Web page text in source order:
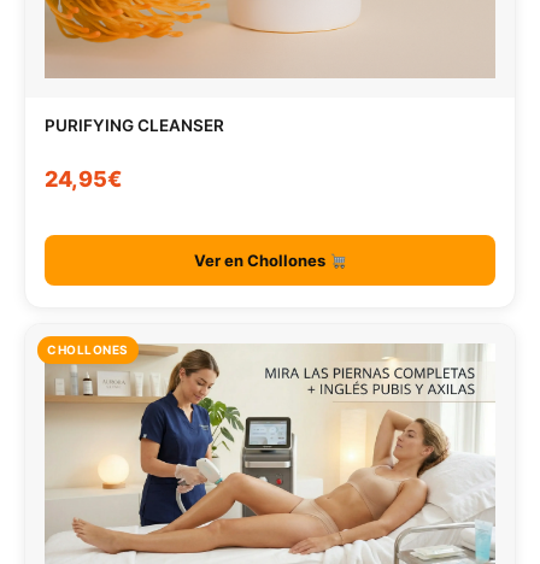
PURIFYING CLEANSER
24,95€
Ver en Chollones
CHOLLONES